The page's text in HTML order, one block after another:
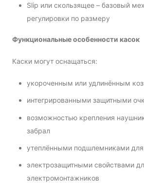
Slip или скользящее – базовый
регулировки по размеру
Функциональные особенности касок
Каски могут оснащаться:
укороченным или удлинённым
интегрированными защитными
возможностью крепления
забрал
утеплёнными подшлемниками
электрозащитными свойствами
электромонтажников